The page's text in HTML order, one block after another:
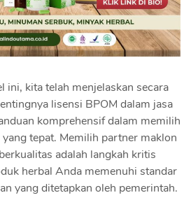
ini, kita telah menjelaskan secara
lisensi BPOM dalam jasa
komprehensif dalam memilih
tepat. Memilih partner maklon
adalah langkah kritis
herbal Anda memenuhi standar
yang ditetapkan oleh pemerintah.